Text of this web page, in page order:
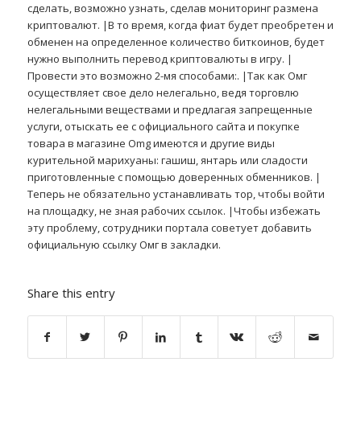
сделать, возможно узнать, сделав мониторинг размена
криптовалют. |В то время, когда фиат будет преобретен и
обменен на определенное количество биткоинов, будет
нужно выполнить перевод криптовалюты в игру. |
Провести это возможно 2-мя способами:. |Так как Омг
осуществляет свое дело нелегально, ведя торговлю
нелегальными веществами и предлагая запрещенные
услуги, отыскать ее с официального сайта и покупке
товара в магазине Omg имеются и другие виды
курительной марихуаны: гашиш, янтарь или сладости
приготовленные с помощью доверенных обменников. |
Теперь не обязательно устанавливать тор, чтобы войти
на площадку, не зная рабочих ссылок. |Чтобы избежать
эту проблему, сотрудники портала советует добавить
официальную ссылку Омг в закладки.
Share this entry